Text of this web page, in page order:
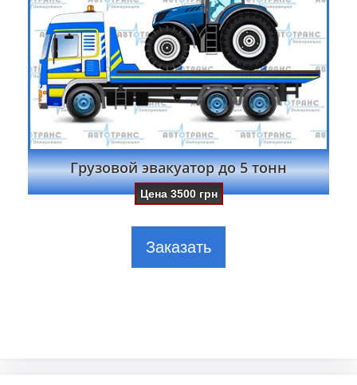
Грузовой эвакуатор до 5 тонн
Цена3500 грн
Заказать